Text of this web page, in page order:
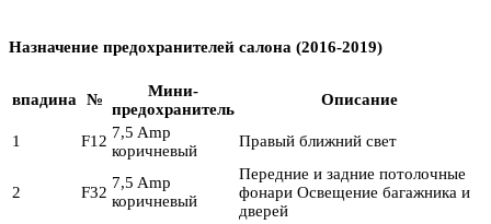
Назначение предохранителей салона (2016-2019)
впадина №
Мини-
предохранитель
Описание
1 F12 7,5 Amp
коричневый
Правый ближний свет
2 F32
7,5 Amp
коричневый
Передние и задние потолочные
фонари Освещение багажника и
дверей